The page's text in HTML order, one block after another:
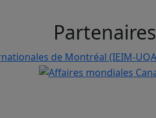
Partenaires